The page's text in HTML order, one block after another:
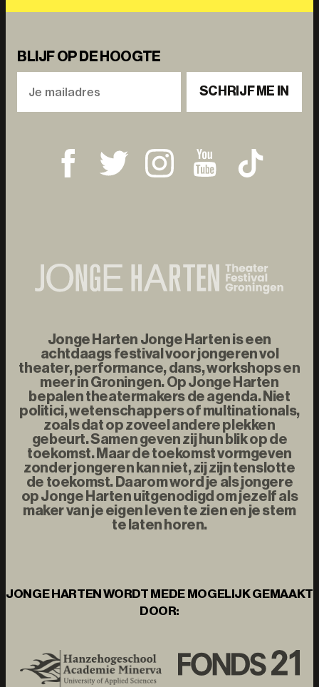
BLIJF OP DE HOOGTE
SCHRIJF ME IN
Jonge Harten Jonge Harten is een
achtdaags festival voor jongeren vol
theater, performance, dans, workshops en
meer in Groningen. Op Jonge Harten
bepalen theatermakers de agenda. Niet
politici, wetenschappers of multinationals,
zoals dat op zoveel andere plekken
gebeurt. Samen geven zij hun blik op de
toekomst. Maar de toekomst vormgeven
zonder jongeren kan niet, zij zijn tenslotte
de toekomst. Daarom word je als jongere
op Jonge Harten uitgenodigd om jezelf als
maker van je eigen leven te zien en je stem
te laten horen.
JONGE HARTEN WORDT MEDE MOGELIJK GEMAAKT
DOOR: